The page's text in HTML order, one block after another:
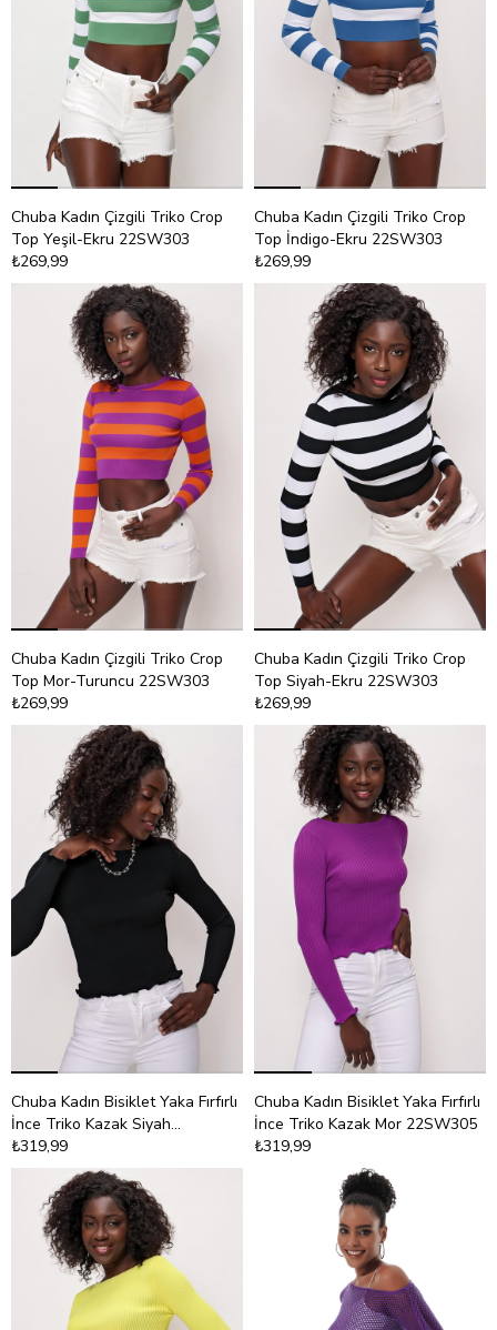
Chuba Kadın Çizgili Triko Crop
Top Yeşil-Ekru 22SW303
₺269,99
Chuba Kadın Çizgili Triko Crop
Top İndigo-Ekru 22SW303
₺269,99
Chuba Kadın Çizgili Triko Crop
Top Mor-Turuncu 22SW303
₺269,99
Chuba Kadın Çizgili Triko Crop
Top Siyah-Ekru 22SW303
₺269,99
Chuba Kadın Bisiklet Yaka Fırfırlı
İnce Triko Kazak Siyah
22SW305
₺319,99
Chuba Kadın Bisiklet Yaka Fırfırlı
İnce Triko Kazak Mor 22SW305
₺319,99